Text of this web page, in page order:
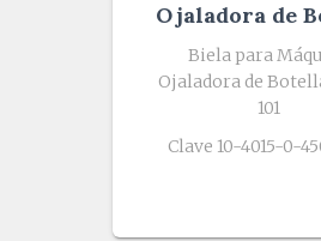
Ojaladora de
Biela para
Ojaladora de
101
Clave 10-4015-0-